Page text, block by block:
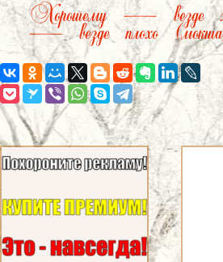
Хорошему — везде
— везде плохо